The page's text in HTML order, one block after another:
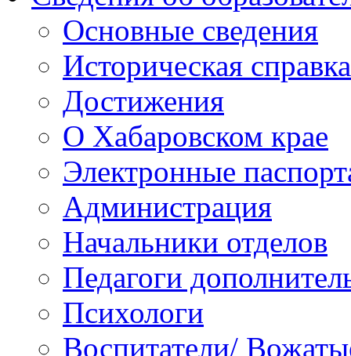
Основные сведения
Историческая справка
Достижения
О Хабаровском крае
Электронные
Администрация
Начальники отделов
Педагоги
Психологи
Воспитатели/